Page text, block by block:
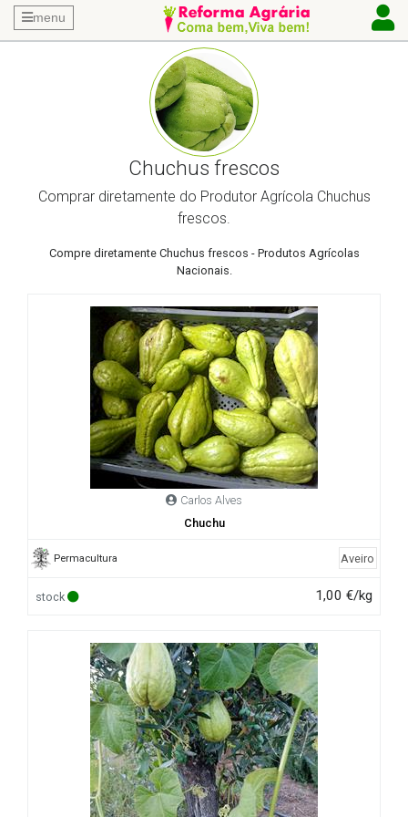
menu
Chuchus frescos
Comprar diretamente do Produtor Agrícola Chuchus
frescos.
Compre diretamente Chuchus frescos - Produtos Agrícolas
Nacionais.
Carlos Alves
Chuchu
Permacultura Aveiro
stock 1,00 €/kg